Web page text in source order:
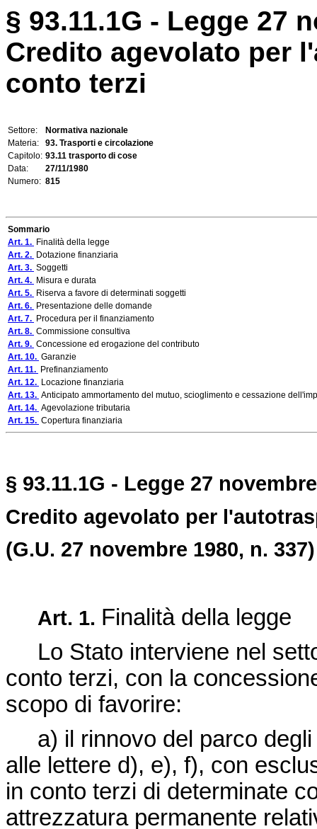
§ 93.11.1G - Legge 27
Credito agevolato per
conto terzi
Settore:
Normativa nazionale
Materia:
93. Trasporti e circolazione
Capitolo: 93.11 trasporto di cose
Data:
27/11/1980
Numero: 815
Sommario
Art. 1. Finalità della legge
Art. 2. Dotazione finanziaria
Art. 3. Soggetti
Art. 4. Misura e durata
Art. 5. Riserva a favore di determinati soggetti
Art. 6. Presentazione delle domande
Art. 7. Procedura per il finanziamento
Art. 8. Commissione consultiva
Art. 9. Concessione ed erogazione del contributo
Art. 10. Garanzie
Art. 11. Prefinanziamento
Art. 12. Locazione finanziaria
Art. 13. Anticipato ammortamento del mutuo, scioglimento e cessazione
Art. 14. Agevolazione tributaria
Art. 15. Copertura finanziaria
§ 93.11.1G - Legge 27
Credito agevolato per
(G.U. 27 novembre 1980, n. 337)
Art. 1. Finalità della legge
Lo Stato interviene nel
conto terzi, con la
scopo di favorire:
a) il rinnovo del parco degli
alle lettere d), e), f), con
in conto terzi di determinate
attrezzatura permanente